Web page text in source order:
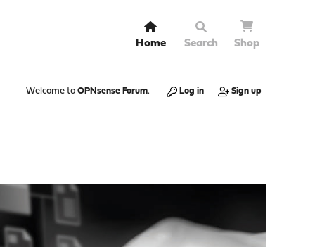
Home Search Shop
Welcome to OPNsense Forum. Log in Sign up